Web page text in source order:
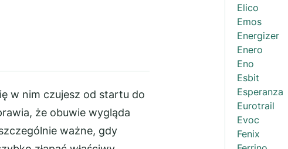
w nim czujesz od startu do
że obuwie wygląda
ważne, gdy
Elico
Emos
Energizer
Enero
Eno
Esbit
Esperanza
Eurotrail
Evoc
Fenix